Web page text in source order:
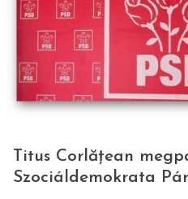
Titus Corlățean
Szociáldemokrata